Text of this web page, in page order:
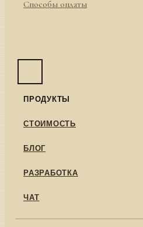
Способы оплаты
ПРОДУКТЫ
СТОИМОСТЬ
БЛОГ
РАЗРАБОТКА
ЧАТ